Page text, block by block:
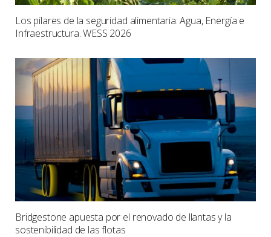
Los pilares de la seguridad alimentaria: Agua, Energía e
Infraestructura. WESS 2026
Bridgestone apuesta por el renovado de llantas y la
sostenibilidad de las flotas